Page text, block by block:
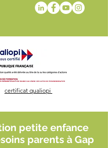
certificat qualiopi
petite enfance
parents à Gap